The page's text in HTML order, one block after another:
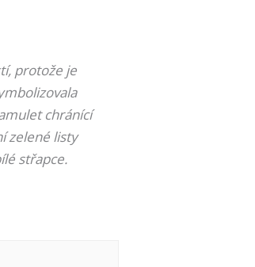
protože je
chránící
zelené listy
střapce.